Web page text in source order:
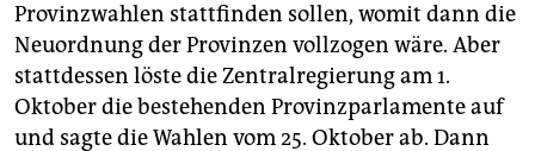
Provinzwahlen stattfinden sollen, womit dann die
Neuordnung der Provinzen vollzogen wäre. Aber
stattdessen löste die Zentralregierung am 1.
Oktober die bestehenden Provinzparlamente auf
und sagte die Wahlen vom 25. Oktober ab. Dann